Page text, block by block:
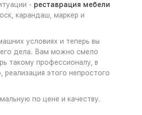
- реставрация мебели
карандаш, маркер и
условиях и теперь вы
дела. Вам можно смело
такому профессионалу, в
этого непростого
по цене и качеству.